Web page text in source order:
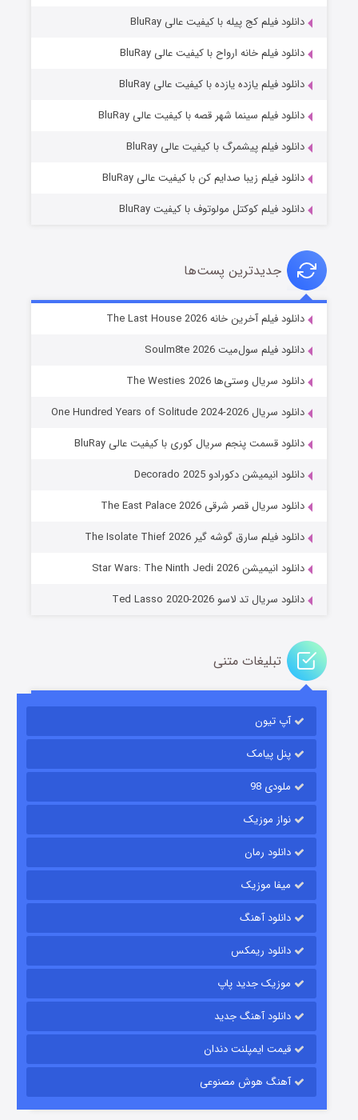
شوگر فصل ۲
خاندان اژدها فصل ۳
قسمت۶ (زیرنویس) منتشر شد
قسمت
دانلود فیلم کج‌ پیله با کیفیت عالی BluRay
دانلود فیلم خانه ارواح با کیفیت عالی BluRay
دانلود فیلم یازده یازده با کیفیت عالی BluRay
دانلود فیلم سینما شهر قصه با کیفیت عالی BluRay
دانلود فیلم پیشمرگ با کیفیت عالی BluRay
دانلود فیلم زیبا صدایم کن با کیفیت عالی BluRay
دانلود فیلم کوکتل مولوتوف با کیفیت BluRay
جدیدترین پست‌ها
دانلود فیلم آخرین خانه The Last House 2026
دانلود فیلم سول‌میت Soulm8te 2026
دانلود سریال وستی‌ها The Westies 2026
دانلود سریال One Hundred Years of Solitude 2024-2026
دانلود قسمت پنجم سریال کوری با کیفیت عالی BluRay
دانلود انیمیشن دکورادو Decorado 2025
دانلود سریال قصر شرقی The East Palace 2026
دانلود فیلم سارق گوشه گیر The Isolate Thief 2026
دانلود انیمیشن Star Wars: The Ninth Jedi 2026
دانلود سریال تد لاسو Ted Lasso 2020-2026
تبلیغات متنی
آپ تیون
پنل پیامک
ملودی 98
نواز موزیک
دانلود رمان
میفا موزیک
دانلود آهنگ
دانلود ریمکس
موزیک جدید پاپ
دانلود آهنگ جدید
قیمت ایمپلنت دندان
آهنگ هوش مصنوعی